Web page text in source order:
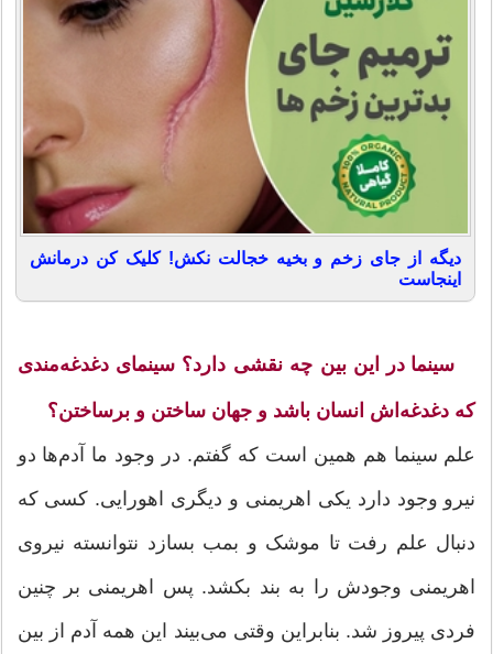
دیگه از جای زخم و بخیه خجالت نکش! کلیک کن درمانش
اینجاست
سینما در این بین چه نقشی دارد؟ سینمای دغدغه‌مندی
که دغدغه‌اش انسان باشد و جهان ساختن و برساختن؟
علم سینما هم همین است که گفتم. در وجود ما آدم‌ها دو
نیرو وجود دارد یکی اهریمنی و دیگری اهورایی. کسی که
دنبال علم رفت تا موشک و بمب بسازد نتوانسته نیروی
اهریمنی وجودش را به بند بکشد. پس اهریمنی بر چنین
فردی پیروز شد. بنابراین وقتی می‌بیند این همه آدم از بین